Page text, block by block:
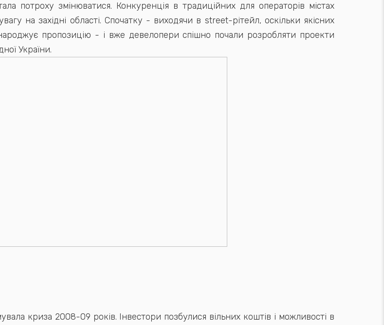
потроху змінюватися. Конкуренція в традиційних для операторів містах
на західні області. Спочатку - виходячи в street-рітейл, оскільки якісних
пропозицію - і вже девелопери спішно почали розробляти проекти
України.
криза 2008-09 років. Інвестори позбулися вільних коштів і можливості в